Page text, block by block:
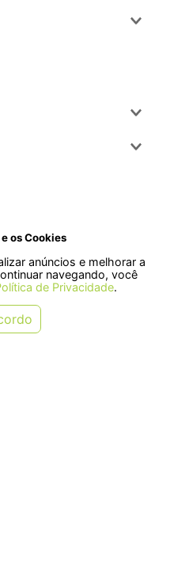
os Cookies
anúncios e melhorar a
navegando, você
de Privacidade.
Indaial - SC, 89080-018